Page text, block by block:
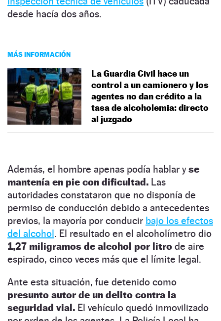
desde hacía dos años.
MÁS INFORMACIÓN
La Guardia Civil hace un
control a un camionero y los
agentes no dan crédito a la
tasa de alcoholemia: directo
al juzgado
Además, el hombre apenas podía hablar yse
mantenía en pie con dificultad. Las
autoridades constataron que no disponía de
permiso de conducción debido a antecedentes
previos, la mayoría por conducir bajo los efectos
del alcohol. El resultado en el alcoholímetro dio
1,27 miligramos de alcohol por litro de aire
espirado, cinco veces más que el límite legal.
Ante esta situación, fue detenido como
presunto autor de un delito contra la
seguridad vial. El vehículo quedó inmovilizado